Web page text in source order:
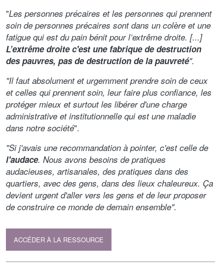
"Les personnes précaires et les personnes qui prennent
soin de personnes précaires sont dans un colère et une
fatigue qui est du pain bénit pour l’extrême droite. [...]
L’extrême droite c'est une fabrique de destruction
des pauvres, pas de destruction de la pauvreté".
"Il faut absolument et urgemment prendre soin de ceux
et celles qui prennent soin, leur faire plus confiance, les
protéger mieux et surtout les libérer d'une charge
administrative et institutionnelle qui est une maladie
dans notre société".
"Si j'avais une recommandation à pointer, c'est celle de
l'audace. Nous avons besoins de pratiques
audacieuses, artisanales, des pratiques dans des
quartiers, avec des gens, dans des lieux chaleureux. Ça
devient urgent d'aller vers les gens et de leur proposer
de construire ce monde de demain ensemble".
ACCÉDER À LA RESSOURCE